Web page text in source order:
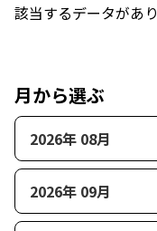
該当するデータがあ
月から選ぶ
2026年 08月
2026年 09月